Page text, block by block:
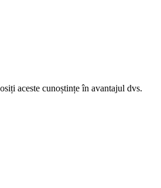
aceste cunoștințe în avantajul dvs.